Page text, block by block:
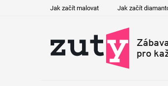
Jak začít malovat Jak začít